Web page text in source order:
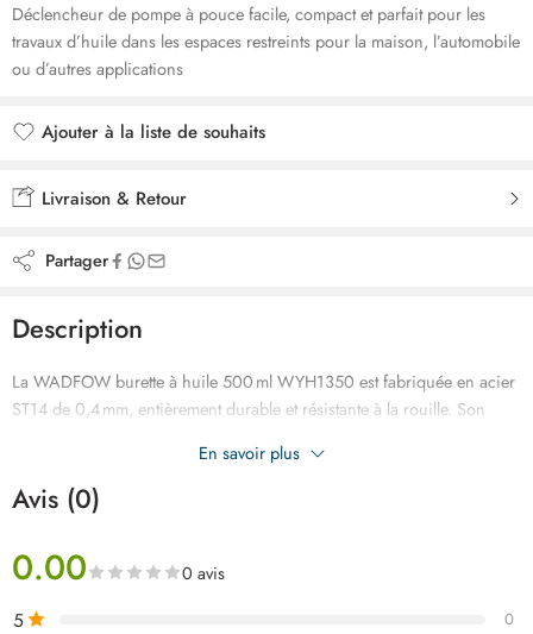
Déclencheur de pompe à pouce facile, compact et parfait pour les
travaux d’huile dans les espaces restreints pour la maison, l’automobile
ou d’autres applications
Ajouter à la liste de souhaits
Livraison & Retour
Partager
Description
La WADFOW burette à huile 500 ml WYH1350 est fabriquée en acier
ST14 de 0,4 mm, entièrement durable et résistante à la rouille. Son
idéale pour un usage précis et sécurisé.
En savoir plus
Avis (0)
0.00 0 avis
5 0